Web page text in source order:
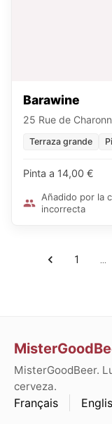
Barawine
25 Rue de
Terraza grande
Pinta a 14,00 €
Añadido por la
incorrecta
1
MisterGoodBeer.
cerveza.
Français